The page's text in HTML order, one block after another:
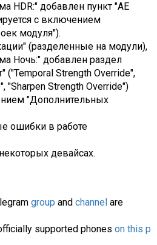
HDR:" добавлен пункт "AE
с включением
модуля").
(разделенные на модули),
Ночь:" добавлен раздел
("Temporal Strength Override",
"Sharpen Strength Override")
"Дополнительных
ошибки в работе
девайсах.
group and channel are
supported phones on this p